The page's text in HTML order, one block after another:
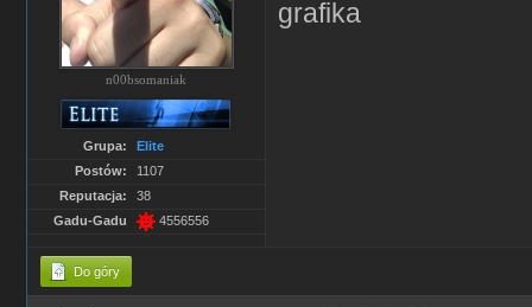
n00bsomaniak
Grupa:
Elite
Postów:
1107
Reputacja:
38
Gadu-Gadu
4556556
Do góry